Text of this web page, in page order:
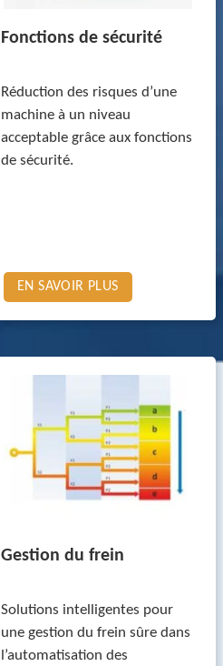
Fonctions de sécurité
Réduction des risques d’une
machine à un niveau
acceptable grâce aux fonctions
de sécurité.
EN SAVOIR PLUS
Gestion du frein
Solutions intelligentes pour
une gestion du frein sûre dans
l’automatisation des